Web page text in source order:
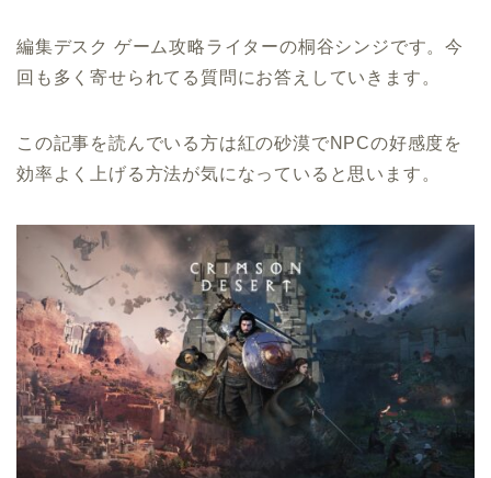
編集デスク ゲーム攻略ライターの桐谷シンジです。今
回も多く寄せられてる質問にお答えしていきます。
この記事を読んでいる方は紅の砂漠でNPCの好感度を
効率よく上げる方法が気になっていると思います。